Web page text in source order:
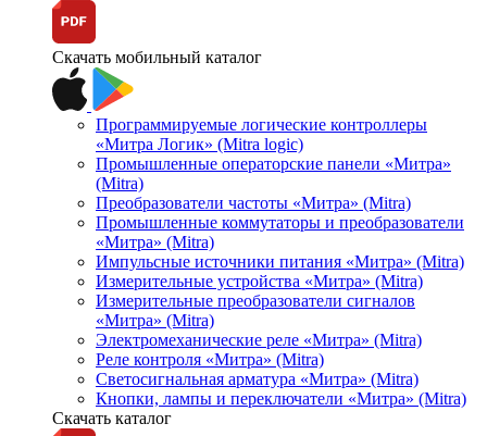
Скачать мобильный каталог
Программируемые логические контроллеры
«Митра Логик» (Mitra logic)
Промышленные операторские панели «Митра»
(Mitra)
Преобразователи частоты «Митра» (Mitra)
Промышленные коммутаторы и преобразователи
«Митра» (Mitra)
Импульсные источники питания «Митра» (Mitra)
Измерительные устройства «Митра» (Mitra)
Измерительные преобразователи сигналов
«Митра» (Mitra)
Электромеханические реле «Митра» (Mitra)
Реле контроля «Митра» (Mitra)
Светосигнальная арматура «Митра» (Mitra)
Кнопки, лампы и переключатели «Митра» (Mitra)
Скачать каталог